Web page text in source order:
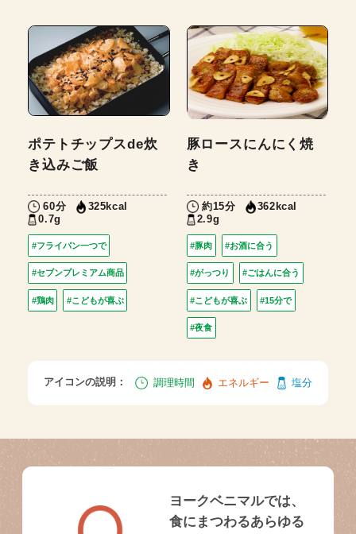
ポテトチップスde炊
き込みご飯
60分
325kcal
0.7g
#フライパン一つで
#セブンプレミアム商品
#鶏肉 #こどもが喜ぶ
豚ロースにんにく焼
き
約15分
362kcal
2.9g
#豚肉 #お酒に合う
#がっつり #ごはんに合う
#こどもが喜ぶ #15分で
#夜食
アイコンの説明： 調理時間 エネルギー 塩分
ヨークベニマルでは、
食にまつわるあらゆる